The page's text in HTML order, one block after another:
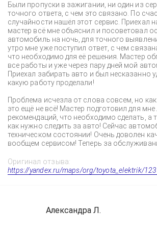
Были пропуски в зажигании, ни один из
точного ответа, с чем это связано. По
случайности нашёл этот сервис. Приехал
мастер всё мне объяснил и посоветовал
автомобиль на ночь, для точного
утро мне уже поступил ответ, с чем
что необходимо для её решения. Мастер
все работы и уже через пару дней мой
Приехал забирать авто и был несказанно
какую работу проделали!
Проблема исчезла от слова совсем, но
это ещё не всё! Мастер подготовил для мне
рекомендаций, что необходимо сделать, а
как нужно следить за авто! Сейчас
техническом состоянии! Очень доволен
вообщем сервисом! Теперь за
Оригинал отзыва:
https://yandex.ru/maps/org/toyota_elektrik/
Александра Л.